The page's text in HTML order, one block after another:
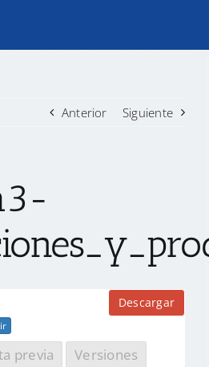
Anterior Siguiente
Descargar
previa Versiones